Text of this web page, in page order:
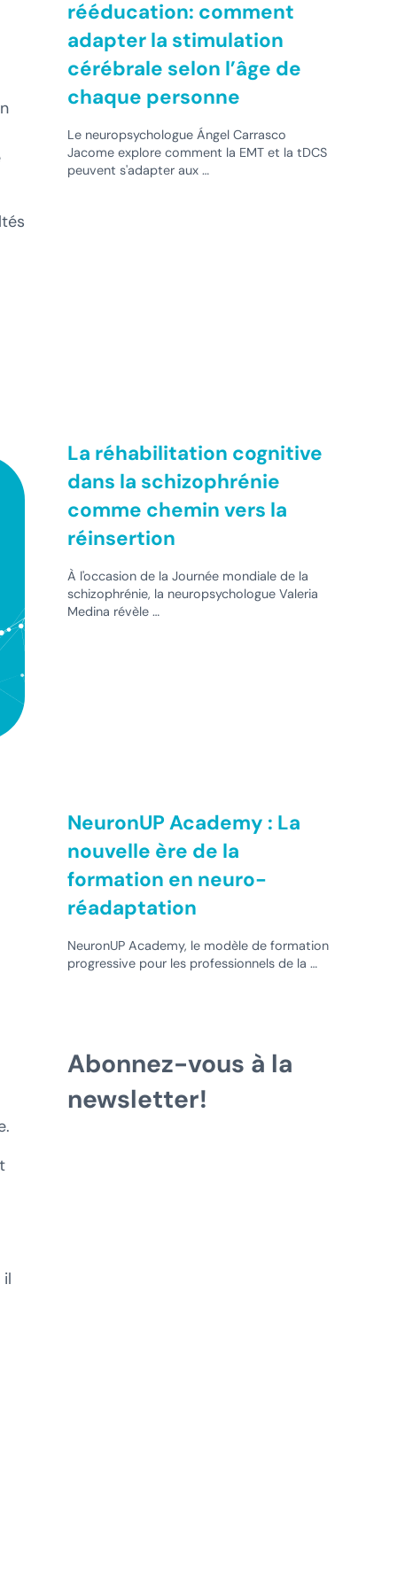
il
rééducation: comment
adapter la stimulation
cérébrale selon l’âge de
chaque personne
Le neuropsychologue Ángel Carrasco
Jacome explore comment la EMT et la tDCS
peuvent s'adapter aux …
La réhabilitation cognitive
dans la schizophrénie
comme chemin vers la
réinsertion
À l'occasion de la Journée mondiale de la
schizophrénie, la neuropsychologue Valeria
Medina révèle …
NeuronUP Academy : La
nouvelle ère de la
formation en neuro-
réadaptation
NeuronUP Academy, le modèle de formation
progressive pour les professionnels de la …
Abonnez-vous à la
newsletter!